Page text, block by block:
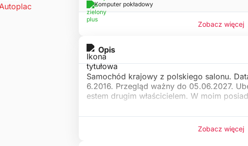
Komputer pokładowy
Zobacz więcej
Opis
Samochód krajowy z polskiego salonu.
6.2016. Przegląd ważny do 05.06.2027.
estem drugim właścicielem. W moim
Zobacz więcej